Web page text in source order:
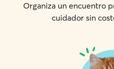
Organiza un encuentro
cuidador sin